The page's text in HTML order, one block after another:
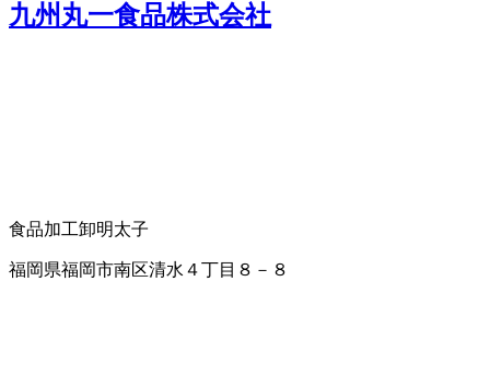
九州丸一食品株式会社
食品加工卸明太子
福岡県福岡市南区清水４丁目８－８